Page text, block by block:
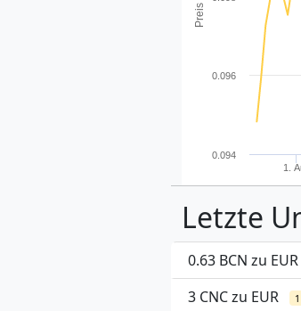
1.
0.094
0.096
Letzte
0.63 BCN zu EUR
3 CNC zu EUR